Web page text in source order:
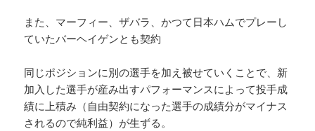
また、マーフィー、ザバラ、かつて日本ハムでプレーし
ていたバーヘイゲンとも契約
同じポジションに別の選手を加え被せていくことで、新
加入した選手が産み出すパフォーマンスによって投手成
績に上積み（自由契約になった選手の成績分がマイナス
されるので純利益）が生ずる。